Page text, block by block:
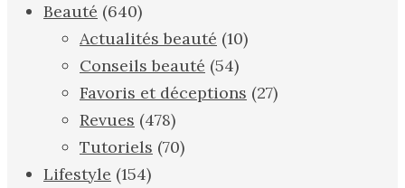
Beauté (640)
Actualités beauté (10)
Conseils beauté (54)
Favoris et déceptions (27)
Revues (478)
Tutoriels (70)
Lifestyle (154)